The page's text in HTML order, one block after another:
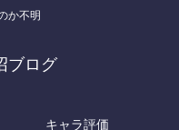
か不明
ブログ
キャラ評価